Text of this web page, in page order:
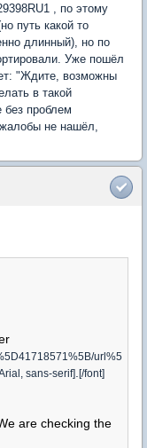
, по этому
путь какой то
длинный), но по
Уже пошёл
"Ждите, возможны
в такой
проблем
не нашёл,
url%5
sans-serif] [/font]
are checking the